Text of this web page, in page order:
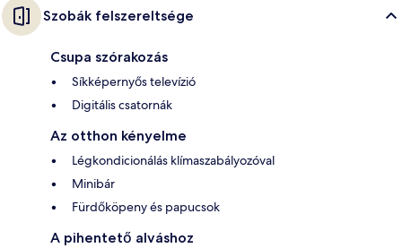
Szobák felszereltsége
Csupa szórakozás
Síkképernyős televízió
Digitális csatornák
Az otthon kényelme
Légkondicionálás klímaszabályozóval
Minibár
Fürdőköpeny és papucsok
A pihentető alváshoz